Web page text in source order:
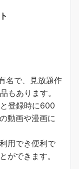
名で、見放題作
もあります。
登録時に600
動画や漫画に
用でき便利で
ができます。